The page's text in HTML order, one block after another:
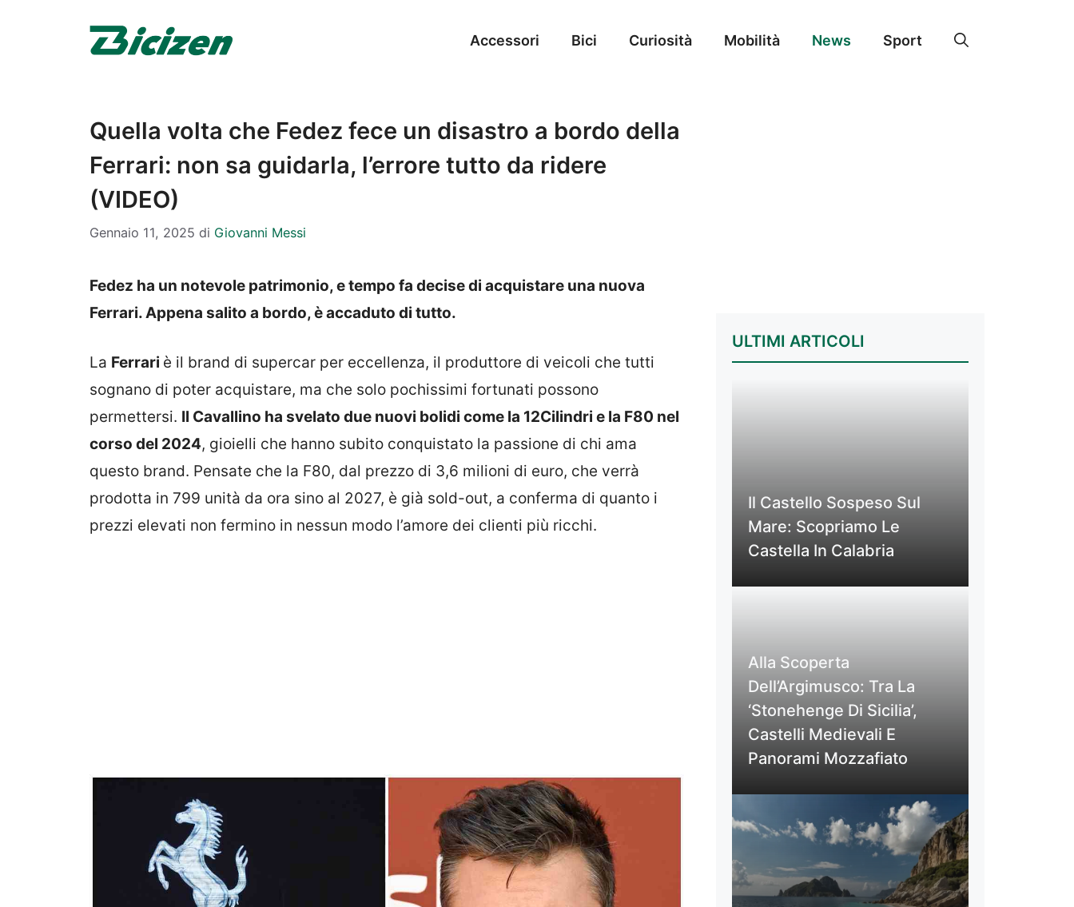
Accessori Bici Curiosità Mobilità News Sport
Quella volta che Fedez fece un disastro a bordo della
Ferrari: non sa guidarla, l’errore tutto da ridere
(VIDEO)
Gennaio 11, 2025 di Giovanni Messi
Fedez ha un notevole patrimonio, e tempo fa decise di acquistare una nuova
Ferrari. Appena salito a bordo, è accaduto di tutto.
La Ferrari è il brand di supercar per eccellenza, il produttore di veicoli che tutti
sognano di poter acquistare, ma che solo pochissimi fortunati possono
permettersi. Il Cavallino ha svelato due nuovi bolidi come la 12Cilindri e la F80 nel
corso del 2024, gioielli che hanno subito conquistato la passione di chi ama
questo brand. Pensate che la F80, dal prezzo di 3,6 milioni di euro, che verrà
prodotta in 799 unità da ora sino al 2027, è già sold-out, a conferma di quanto i
prezzi elevati non fermino in nessun modo l’amore dei clienti più ricchi.
ULTIMI ARTICOLI
Il Castello Sospeso Sul
Mare: Scopriamo Le
Castella In Calabria
Alla Scoperta
Dell’Argimusco: Tra La
‘Stonehenge Di Sicilia’,
Castelli Medievali E
Panorami Mozzafiato